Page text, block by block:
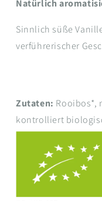
Natürlich
Sinnlich süße
verführerischer
Zutaten: Rooibos*,
kontrolliert